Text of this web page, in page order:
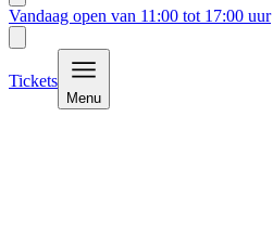
Vandaag open van 11:00 tot 17:00 uur
Tickets
Menu